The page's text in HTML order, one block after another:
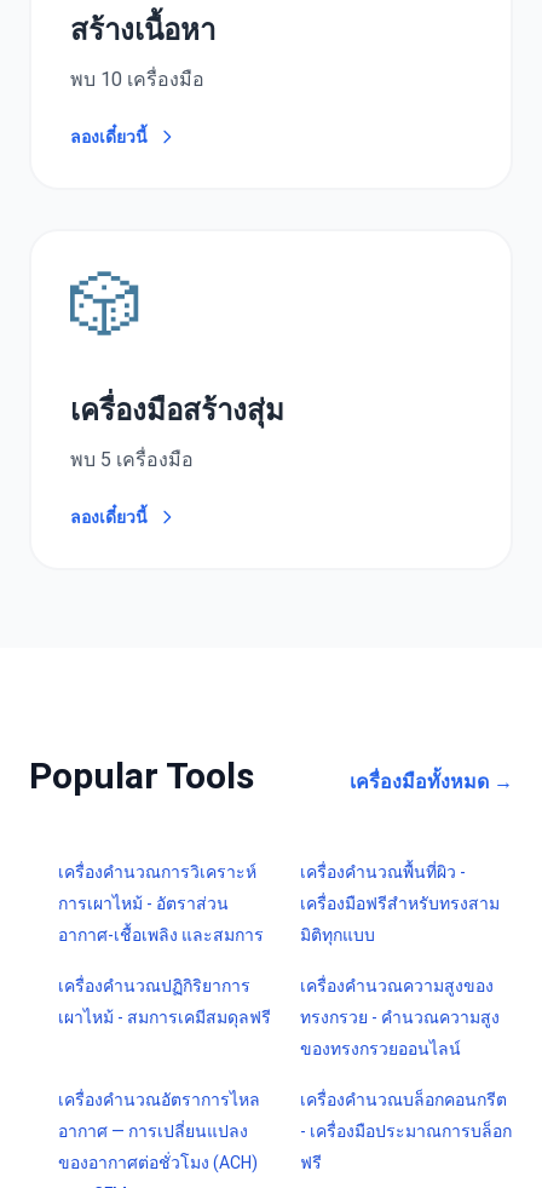
สร้างเนื้อหา
พบ 10 เครื่องมือ
ลองเดี๋ยวนี้
🎲
เครื่องมือสร้างสุ่ม
พบ 5 เครื่องมือ
ลองเดี๋ยวนี้
Popular Tools เครื่องมือทั้งหมด →
เครื่องคำนวณการวิเคราะห์
การเผาไหม้ - อัตราส่วน
อากาศ-เชื้อเพลิง และสมการ
เครื่องคำนวณพื้นที่ผิว -
เครื่องมือฟรีสำหรับทรงสาม
มิติทุกแบบ
เครื่องคำนวณปฏิกิริยาการ
เผาไหม้ - สมการเคมีสมดุลฟรี
เครื่องคำนวณความสูงของ
ทรงกรวย - คำนวณความสูง
ของทรงกรวยออนไลน์
เครื่องคำนวณอัตราการไหล
อากาศ — การเปลี่ยนแปลง
ของอากาศต่อชั่วโมง (ACH)
เครื่องคำนวณบล็อกคอนกรีต
- เครื่องมือประมาณการบล็อก
ฟรี